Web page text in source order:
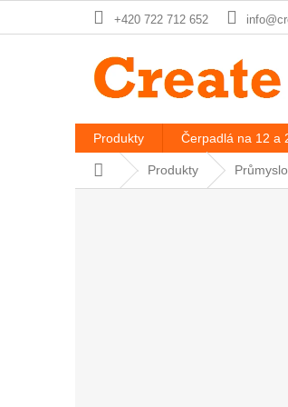
+420 722 712 652
Produkty Čerpadlá na 12 a
DomovProdukty